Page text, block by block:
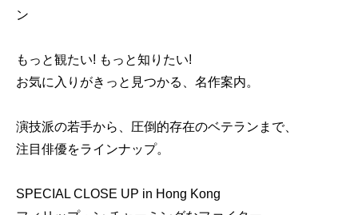
ン
もっと観たい! もっと知りたい!
お気に入りがきっと見つかる、名作案内。
演技派の若手から、圧倒的存在のベテランまで、
注目俳優をラインナップ。
SPECIAL CLOSE UP in Hong Kong